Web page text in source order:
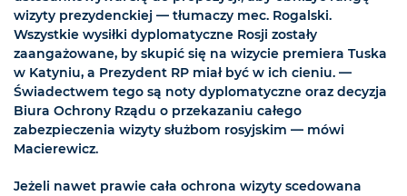
wizyty prezydenckiej — tłumaczy mec. Rogalski.
Wszystkie wysiłki dyplomatyczne Rosji zostały
zaangażowane, by skupić się na wizycie premiera Tuska
w Katyniu, a Prezydent RP miał być w ich cieniu. —
Świadectwem tego są noty dyplomatyczne oraz decyzja
Biura Ochrony Rządu o przekazaniu całego
zabezpieczenia wizyty służbom rosyjskim — mówi
Macierewicz.
Jeżeli nawet prawie cała ochrona wizyty scedowana